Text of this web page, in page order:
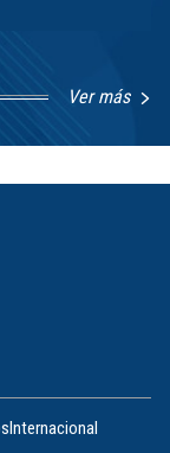
Ver más
Internacional